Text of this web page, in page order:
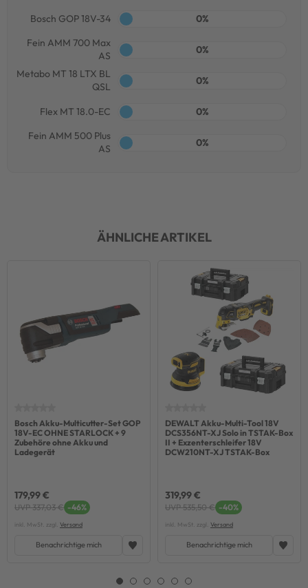
Bosch GOP 18V-34
0%
Fein AMM 700 Max
AS
0%
Metabo MT 18 LTX BL
QSL
0%
Flex MT 18.0-EC
0%
Fein AMM 500 Plus
AS
0%
ÄHNLICHE ARTIKEL
Bosch Akku-Multicutter-Set GOP
18V-EC OHNE STARLOCK + 9
Zubehöre ohne Akku und
Ladegerät
179,99 €
UVP 337,03 € -46%
inkl. MwSt. zzgl. Versand
Benachrichtige mich
DEWALT Akku-Multi-Tool 18V
DCS356NT-XJ Solo in TSTAK-Box
II + Exzenterschleifer 18V
DCW210NT-XJ TSTAK-Box
319,99 €
UVP 535,50 € -40%
inkl. MwSt. zzgl. Versand
Benachrichtige mich